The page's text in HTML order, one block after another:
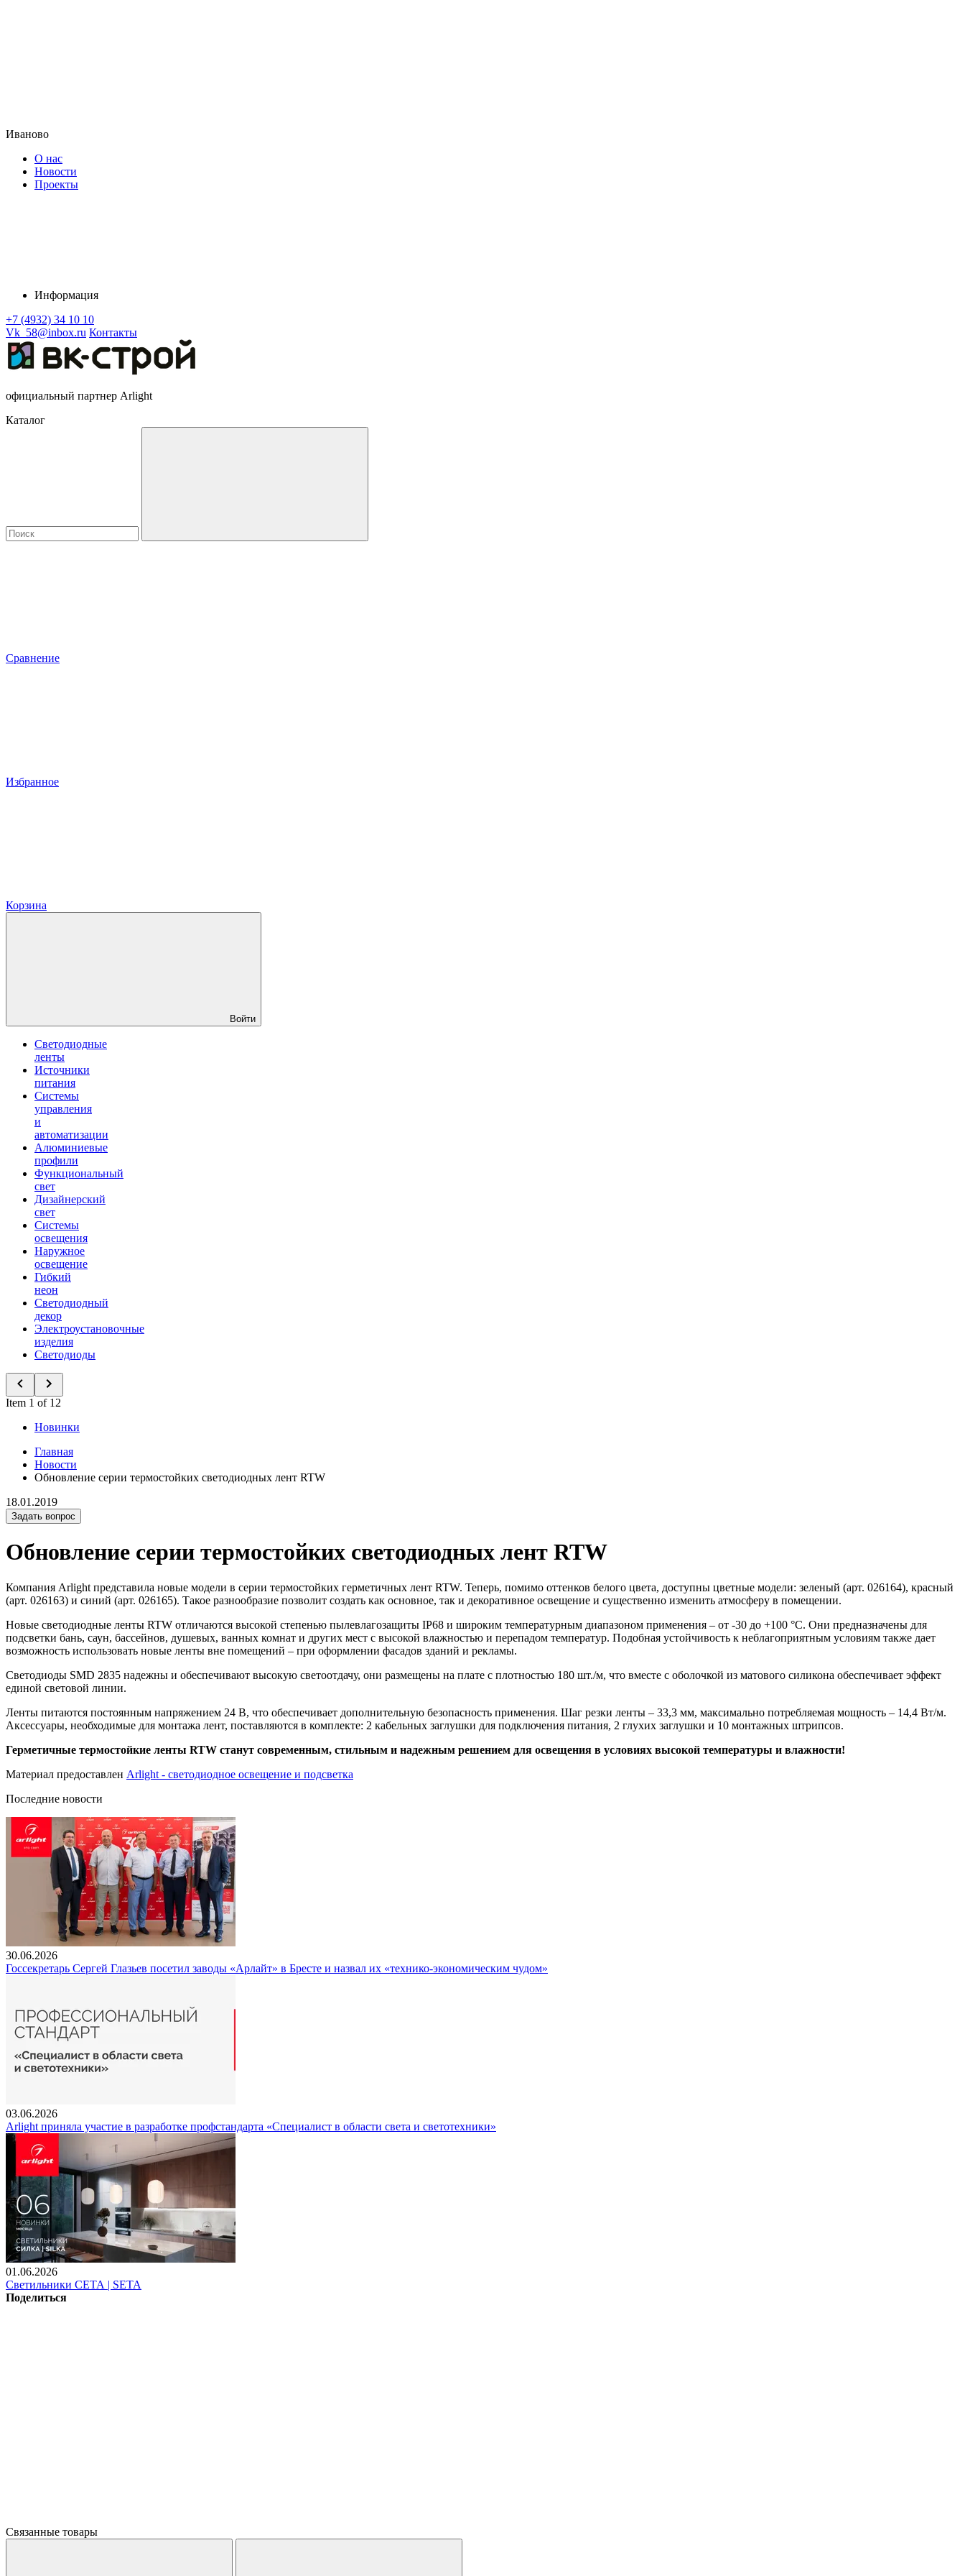
Иваново
О нас
Новости
Проекты
Информация
+7 (4932) 34 10 10
Vk_58@inbox.ru Контакты
официальный партнер Arlight
Каталог
Сравнение
Избранное
Корзина
Войти
Светодиодные
ленты
Источники
питания
Системы
управления
и
автоматизации
Алюминиевые
профили
Функциональный
свет
Дизайнерский
свет
Системы
освещения
Наружное
освещение
Гибкий
неон
Светодиодный
декор
Электроустановочные
изделия
Светодиоды
Item 1 of 12
Новинки
Главная
Новости
Обновление серии термостойких светодиодных лент RTW
18.01.2019
Задать вопрос
Обновление серии термостойких светодиодных лент RTW
Компания Arlight представила новые модели в серии термостойких герметичных лент RTW. Теперь, помимо оттенков белого цвета, доступны цветные модели: зеленый (арт. 026164), красный
(арт. 026163) и синий (арт. 026165). Такое разнообразие позволит создать как основное, так и декоративное освещение и существенно изменить атмосферу в помещении.
Новые светодиодные ленты RTW отличаются высокой степенью пылевлагозащиты IP68 и широким температурным диапазоном применения – от -30 до +100 °C. Они предназначены для
подсветки бань, саун, бассейнов, душевых, ванных комнат и других мест с высокой влажностью и перепадом температур. Подобная устойчивость к неблагоприятным условиям также дает
возможность использовать новые ленты вне помещений – при оформлении фасадов зданий и рекламы.
Светодиоды SMD 2835 надежны и обеспечивают высокую светоотдачу, они размещены на плате с плотностью 180 шт./м, что вместе с оболочкой из матового силикона обеспечивает эффект
единой световой линии.
Ленты питаются постоянным напряжением 24 В, что обеспечивает дополнительную безопасность применения. Шаг резки ленты – 33,3 мм, максимально потребляемая мощность – 14,4 Вт/м.
Аксессуары, необходимые для монтажа лент, поставляются в комплекте: 2 кабельных заглушки для подключения питания, 2 глухих заглушки и 10 монтажных штрипсов.
Герметичные термостойкие ленты RTW станут современным, стильным и надежным решением для освещения в условиях высокой температуры и влажности!
Материал предоставлен Arlight - светодиодное освещение и подсветка
Последние новости
30.06.2026
Госсекретарь Сергей Глазьев посетил заводы «Арлайт» в Бресте и назвал их «технико-экономическим чудом»
03.06.2026
Arlight приняла участие в разработке профстандарта «Специалист в области света и светотехники»
01.06.2026
Светильники СЕТА | SETA
Поделиться
Связанные товары